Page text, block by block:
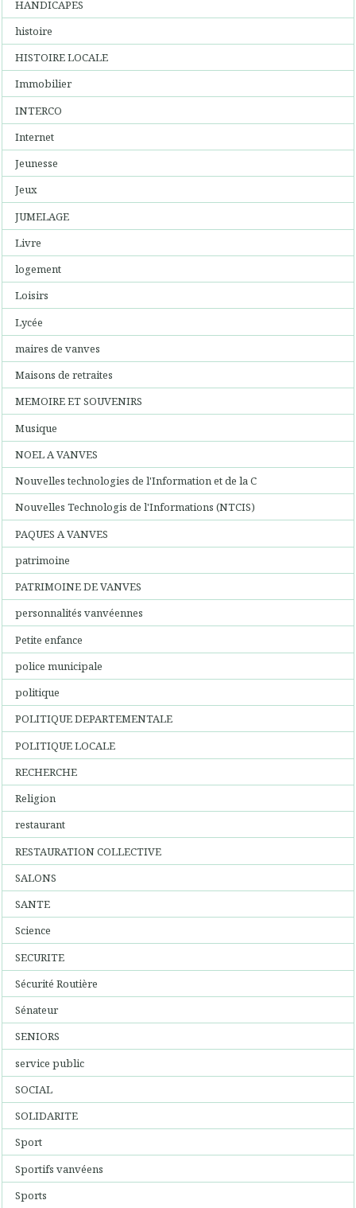
HANDICAPES
histoire
HISTOIRE LOCALE
Immobilier
INTERCO
Internet
Jeunesse
Jeux
JUMELAGE
Livre
logement
Loisirs
Lycée
maires de vanves
Maisons de retraites
MEMOIRE ET SOUVENIRS
Musique
NOEL A VANVES
Nouvelles technologies de l'Information et de la C
Nouvelles Technologis de l'Informations (NTCIS)
PAQUES A VANVES
patrimoine
PATRIMOINE DE VANVES
personnalités vanvéennes
Petite enfance
police municipale
politique
POLITIQUE DEPARTEMENTALE
POLITIQUE LOCALE
RECHERCHE
Religion
restaurant
RESTAURATION COLLECTIVE
SALONS
SANTE
Science
SECURITE
Sécurité Routière
Sénateur
SENIORS
service public
SOCIAL
SOLIDARITE
Sport
Sportifs vanvéens
Sports